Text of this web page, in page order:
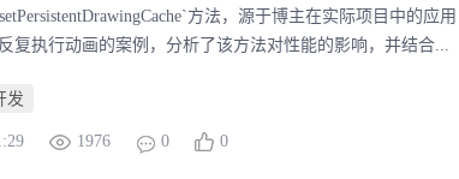
方法，源于博主在实际项目中的应用
复执行动画的案例，分析了该方法对性能的影响，并结合...
发
1976 0 0